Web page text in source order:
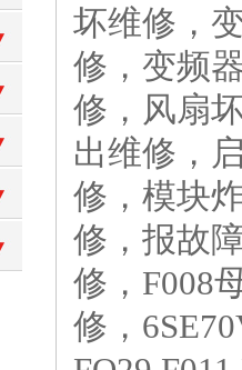
坏维修，
修，变频
修，风扇
出维修，
修，模块
修，报故
修，F008
修，